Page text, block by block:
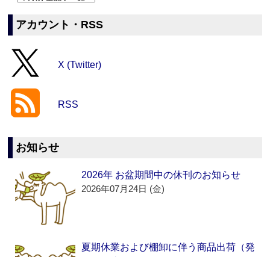
アカウント・RSS
X (Twitter)
RSS
お知らせ
2026年 お盆期間中の休刊のお知らせ
2026年07月24日 (金)
夏期休業および棚卸に伴う商品出荷（発